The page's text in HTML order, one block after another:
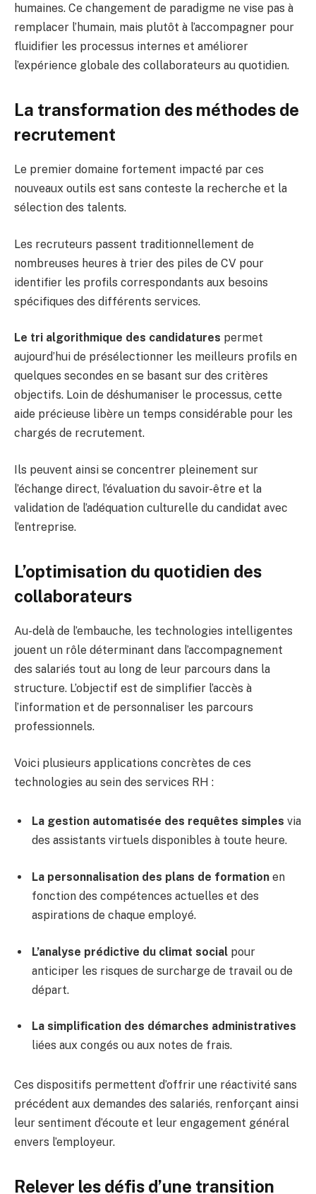
humaines. Ce changement de paradigme ne vise pas à
remplacer l’humain, mais plutôt à l’accompagner pour
fluidifier les processus internes et améliorer
l’expérience globale des collaborateurs au quotidien.
La transformation des méthodes de
recrutement
Le premier domaine fortement impacté par ces
nouveaux outils est sans conteste la recherche et la
sélection des talents.
Les recruteurs passent traditionnellement de
nombreuses heures à trier des piles de CV pour
identifier les profils correspondants aux besoins
spécifiques des différents services.
Le tri algorithmique des candidatures permet
aujourd’hui de présélectionner les meilleurs profils en
quelques secondes en se basant sur des critères
objectifs. Loin de déshumaniser le processus, cette
aide précieuse libère un temps considérable pour les
chargés de recrutement.
Ils peuvent ainsi se concentrer pleinement sur
l’échange direct, l’évaluation du savoir-être et la
validation de l’adéquation culturelle du candidat avec
l’entreprise.
L’optimisation du quotidien des
collaborateurs
Au-delà de l’embauche, les technologies intelligentes
jouent un rôle déterminant dans l’accompagnement
des salariés tout au long de leur parcours dans la
structure. L’objectif est de simplifier l’accès à
l’information et de personnaliser les parcours
professionnels.
Voici plusieurs applications concrètes de ces
technologies au sein des services RH :
La gestion automatisée des requêtes simples via
des assistants virtuels disponibles à toute heure.
La personnalisation des plans de formation en
fonction des compétences actuelles et des
aspirations de chaque employé.
L’analyse prédictive du climat social pour
anticiper les risques de surcharge de travail ou de
départ.
La simplification des démarches administratives
liées aux congés ou aux notes de frais.
Ces dispositifs permettent d’offrir une réactivité sans
précédent aux demandes des salariés, renforçant ainsi
leur sentiment d’écoute et leur engagement général
envers l’employeur.
Relever les défis d’une transition